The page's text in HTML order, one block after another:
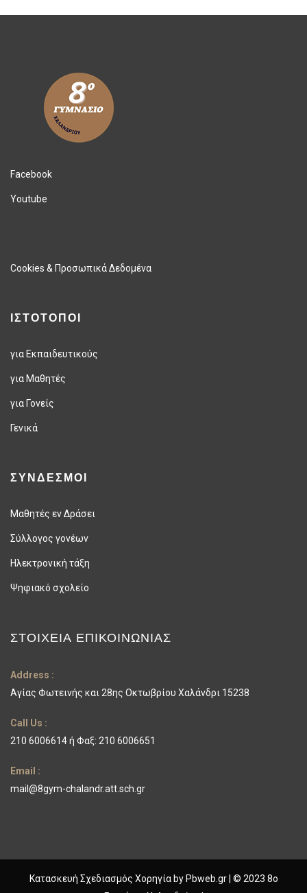
Facebook
Youtube
Cookies & Προσωπικά Δεδομένα
ΙΣΤΟΤΟΠΟΙ
για Εκπαιδευτικούς
για Μαθητές
για Γονείς
Γενικά
ΣΥΝΔΕΣΜΟΙ
Μαθητές εν Δράσει
Σύλλογος γονέων
Ηλεκτρονική τάξη
Ψηφιακό σχολείο
ΣΤΟΙΧΕΊΑ ΕΠΙΚΟΙΝΩΝΊΑΣ
Address :
Αγίας Φωτεινής και 28ης Οκτωβρίου Χαλάνδρι 15238
Call Us :
210 6006614 ή Φαξ: 210 6006651
Email :
mail@8gym-chalandr.att.sch.gr
Κατασκευή Σχεδιασμός Χορηγία byPbweb.gr| © 2023 8ο